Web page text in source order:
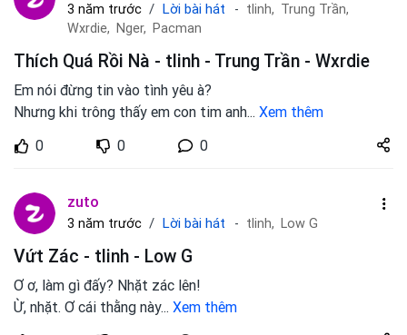
3 năm trước Lời bài hát tlinh, Trung Trần,
Wxrdie, Nger, Pacman
Thích Quá Rồi Nà - tlinh - Trung Trần - Wxrdie
Em nói đừng tin vào tình yêu à?
Nhưng khi trông thấy em con tim anh... Xem thêm
0
0 0
Share
zuto.vn
zuto
3 năm trước Lời bài hát tlinh, Low G
Vứt Zác - tlinh - Low G
Ơ ơ, làm gì đấy? Nhặt zác lên!
Ừ, nhặt. Ơ cái thằng này... Xem thêm